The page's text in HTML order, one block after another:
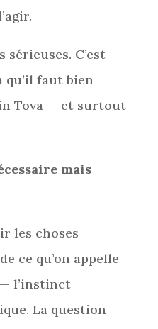
C’est
faut bien
Tova — et surtout
mais
ce qu’on appelle
La question